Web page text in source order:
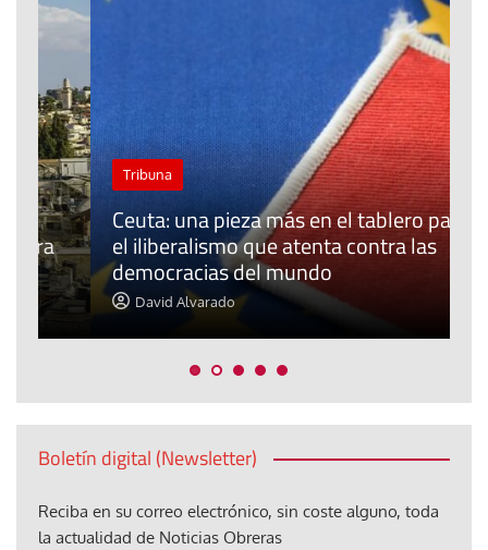
Tribuna
Ceuta: una pieza más en el tablero para
el iliberalismo que atenta contra las
democracias del mundo
David Alvarado
Boletín digital (Newsletter)
Reciba en su correo electrónico, sin coste alguno, toda
la actualidad de Noticias Obreras